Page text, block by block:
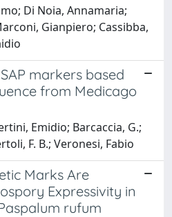
Di Noia, Annamaria;
Gianpiero; Cassibba,
markers based
from Medicago
Emidio; Barcaccia, G.;
F. B.; Veronesi, Fabio
Marks Are
Expressivity in
rufum